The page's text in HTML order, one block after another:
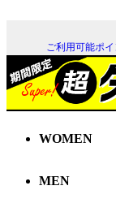
ご利用可能ポ
WOMEN
MEN